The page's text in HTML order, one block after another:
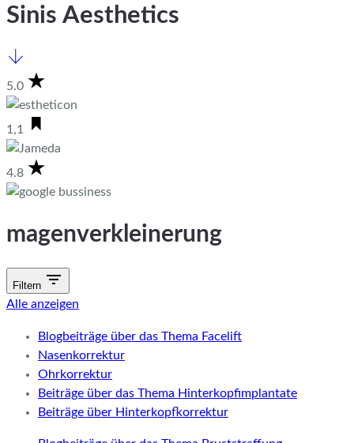
Sinis Aesthetics
5.0
1,1
4.8
magenverkleinerung
Filtern
Alle anzeigen
Blogbeiträge über das Thema Facelift
Nasenkorrektur
Ohrkorrektur
Beiträge über das Thema Hinterkopfimplantate
Beiträge über Hinterkopfkorrektur